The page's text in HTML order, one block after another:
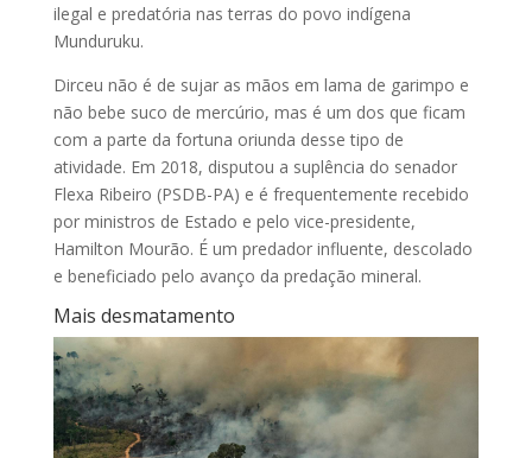
ilegal e predatória nas terras do povo indígena
Munduruku.
Dirceu não é de sujar as mãos em lama de garimpo e
não bebe suco de mercúrio, mas é um dos que ficam
com a parte da fortuna oriunda desse tipo de
atividade. Em 2018, disputou a suplência do senador
Flexa Ribeiro (PSDB-PA) e é frequentemente recebido
por ministros de Estado e pelo vice-presidente,
Hamilton Mourão. É um predador influente, descolado
e beneficiado pelo avanço da predação mineral.
Mais desmatamento